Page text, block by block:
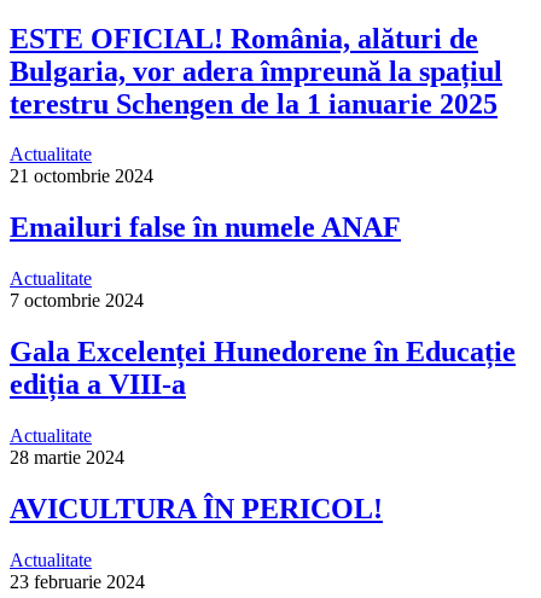
ESTE OFICIAL! România, alături de
Bulgaria, vor adera împreună la spațiul
terestru Schengen de la 1 ianuarie 2025
Actualitate
21 octombrie 2024
Emailuri false în numele ANAF
Actualitate
7 octombrie 2024
Gala Excelenței Hunedorene în Educație
ediția a VIII-a
Actualitate
28 martie 2024
AVICULTURA ÎN PERICOL!
Actualitate
23 februarie 2024